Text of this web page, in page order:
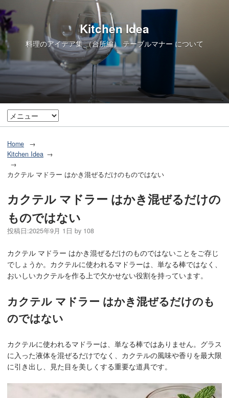
Kitchen Idea
料理のアイデア集 （台所編） テーブルマナー について
Home
Kitchen Idea
カクテル マドラー はかき混ぜるだけのものではない
カクテル マドラー はかき混ぜるだけの
ものではない
投稿日:2025年9月 1日 by 108
カクテル マドラー はかき混ぜるだけのものではないことをご存じ
でしょうか。カクテルに使われるマドラーは、単なる棒ではなく、
おいしいカクテルを作る上で欠かせない役割を持っています。
カクテル マドラー はかき混ぜるだけのも
のではない
カクテルに使われるマドラーは、単なる棒ではありません。グラス
に入った液体を混ぜるだけでなく、カクテルの風味や香りを最大限
に引き出し、見た目を美しくする重要な道具です。